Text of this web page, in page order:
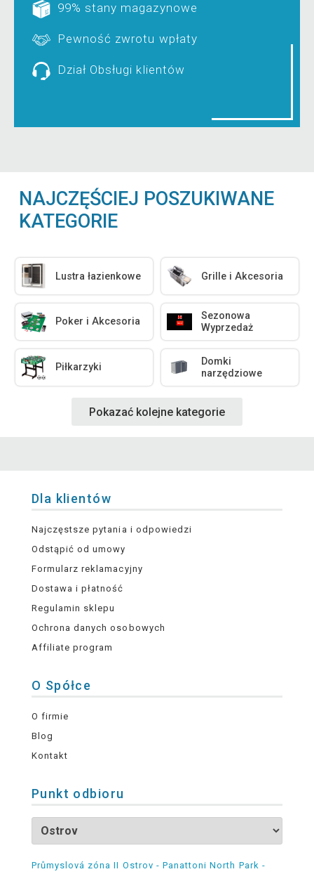
99% stany magazynowe
Pewność zwrotu wpłaty
Dział Obsługi klientów
NAJCZĘŚCIEJ POSZUKIWANE
KATEGORIE
Lustra łazienkowe Grille i Akcesoria
Poker i Akcesoria
Sezonowa
Wyprzedaż
Piłkarzyki
Domki
narzędziowe
Pokazać kolejne kategorie
Dla klientów
Najczęstsze pytania i odpowiedzi
Odstąpić od umowy
Formularz reklamacyjny
Dostawa i płatność
Regulamin sklepu
Ochrona danych osobowych
Affiliate program
O Spółce
O firmie
Blog
Kontakt
Punkt odbioru
Průmyslová zóna II Ostrov - Panattoni North Park -